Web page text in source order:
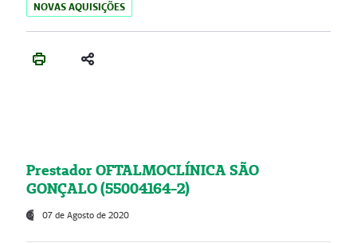
NOVAS AQUISIÇÕES
Prestador OFTALMOCLÍNICA SÃO
GONÇALO (55004164-2)
07 de Agosto de 2020